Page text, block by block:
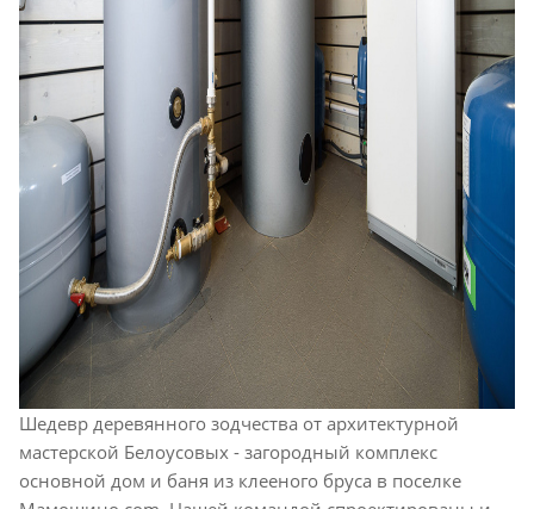
Шедевр деревянного зодчества от архитектурной
мастерской Белоусовых - загородный комплекс
основной дом и баня из клееного бруса в поселке